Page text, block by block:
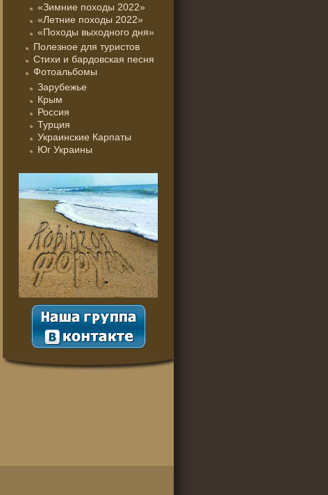
«Зимние походы 2022»
«Летние походы 2022»
«Походы выходного дня»
Полезное для туристов
Стихи и бардовская песня
Фотоальбомы
Зарубежье
Крым
Россия
Турция
Украинские Карпаты
Юг Украины